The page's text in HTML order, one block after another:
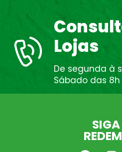
Lojas
De segunda à
Sábado das 8h